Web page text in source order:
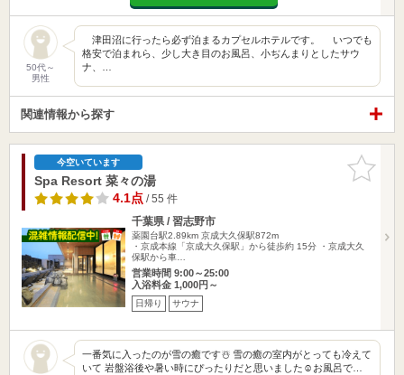
50代～
男性
津田沼に行ったら必ず泊まるカプセルホテルです。 いつでも
格安で泊まれら、少し大き目のお風呂、小ぢんまりとしたサウ
ナ、…
関連情報から探す
お気に入
りに追加
今空いています
Spa Resort 菜々の湯
4.1点/ 55 件
千葉県 / 習志野市
薬園台駅2.89km 京成大久保駅872m
・京成本線「京成大久保駅」から徒歩約 15分 ・京成大久
保駅から車…
営業時間 9:00～25:00
入浴料金 1,000円～
日帰り サウナ
一番気に入ったのが雪の癒です☃️ 雪の癒の室内がとっても冷えて
いて 岩盤浴後や暑い時にぴったりだと思いました☺️お風呂で…